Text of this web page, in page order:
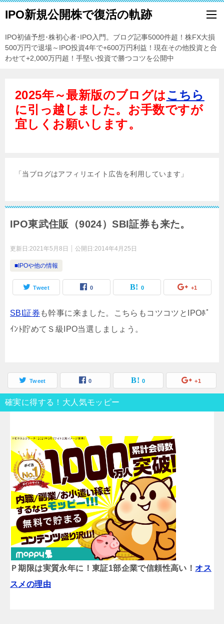
IPO新規公開株で復活の軌跡
IPO初値予想･株初心者･IPO入門。ブログ記事5000件超！株FX大損
500万円で退場～IPO投資4年で+600万円利益！現在その他投資と合
わせて+2,000万円超！手堅い投資で勝つコツを公開中
2025年～最新版のブログはこちら
に引っ越しました。お手数ですが
宜しくお願いします。
「当ブログはアフィリエイト広告を利用しています」
IPO東武住販（9024）SBI証券も来た。
更新日:2021年5月8日 公開日:2014年4月25日
■IPOや他の情報
Tweet 0 0 +1
SBI証券 も幹事に来ました。こちらもコツコツとIPOﾎﾟ
ｲﾝﾄ貯めてＳ級IPO当選しましょう。
Tweet 0 0 +1
確実に得する！大人気モッピー
Ｐ期限は実質永年に！東証1部企業で信頼性高い！オス
スメの理由